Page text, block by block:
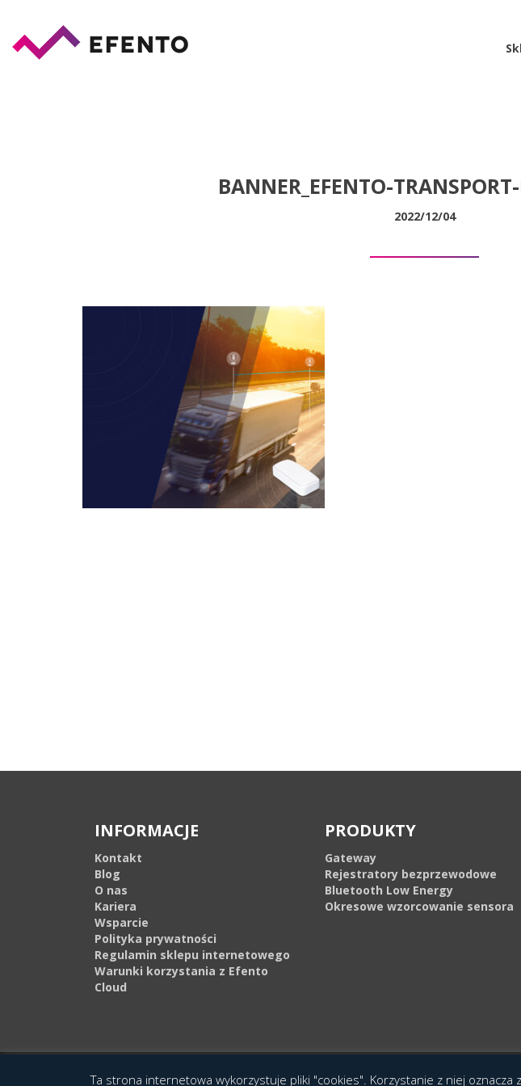
BANNER_EFENTO-
2022/12/04
INFORMACJE
Kontakt
Blog
O nas
Kariera
Wsparcie
Polityka prywatności
Regulamin sklepu internetowego
Warunki korzystania z Efento
Cloud
PRODUKTY
Gateway
Rejestratory bezprzewodowe
Bluetooth Low Energy
Okresowe wzorcowanie sensora
© 2016 Copyright by Efento. All rights reserved. Projekt i wykonanieAgencja Interaktywna Epoka (e-
Ta strona internetowa wykorzystuje pliki "cookies". Korzystanie z niej